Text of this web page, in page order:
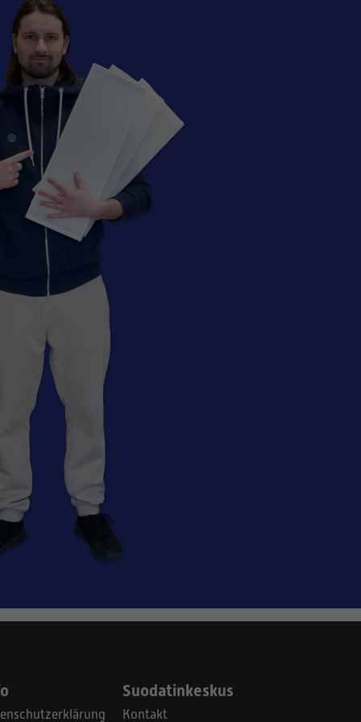
Suodatinkeskus
Kontakt